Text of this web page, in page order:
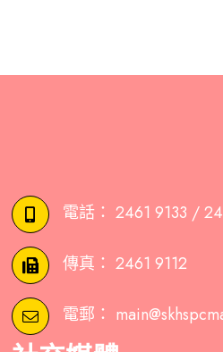
電話： 2461 9133 /
傳真： 2461 9112
電郵：